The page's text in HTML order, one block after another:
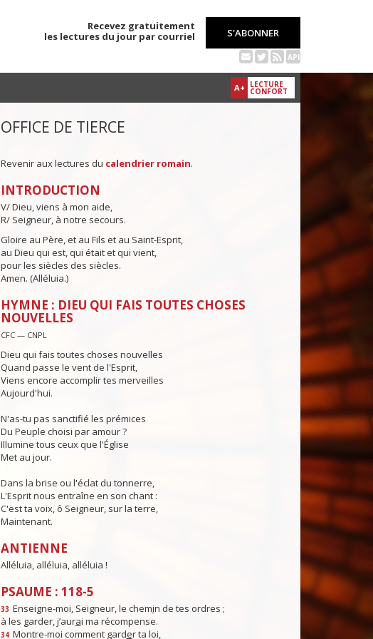
Recevez gratuitement
les lectures du jour par courriel
S'ABONNER
API
A+ LECTURE
CONFORT
OFFICE DE TIERCE
Revenir aux lectures du calendrier romain.
INTRODUCTION
V/ Dieu, viens à mon aide,
R/ Seigneur, à notre secours.
Gloire au Père, et au Fils et au Saint-Esprit,
au Dieu qui est, qui était et qui vient,
pour les siècles des siècles.
Amen. (Alléluia.)
HYMNE : DIEU QUI FAIS TOUTES CHOSES
NOUVELLES
CFC — CNPL
Dieu qui fais toutes choses nouvelles
Quand passe le vent de l'Esprit,
Viens encore accomplir tes merveilles
Aujourd'hui.
N'as-tu pas sanctifié les prémices
Du Peuple choisi par amour ?
Illumine tous ceux que l'Église
Met au jour.
Dans la brise ou l'éclat du tonnerre,
L'Esprit nous entraîne en son chant :
C'est ta voix, ô Seigneur, sur la terre,
Maintenant.
ANTIENNE
Alléluia, alléluia, alléluia !
PSAUME : 118-5
33 Enseigne-moi, Seigneur, le chemin de tes ordres ;
à les garder, j’aurai ma récompense.
34 Montre-moi comment garder ta loi,